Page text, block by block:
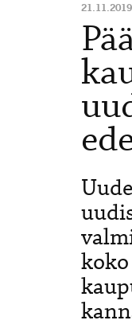
21.11.2019